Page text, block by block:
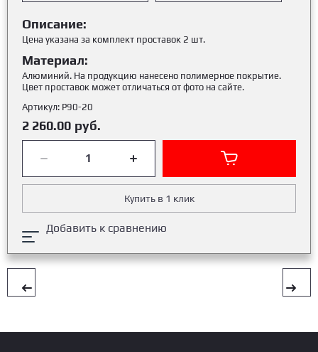
Описание:
Цена указана за комплект проставок 2 шт.
Материал:
Алюминий. На продукцию нанесено полимерное покрытие.
Цвет проставок может отличаться от фото на сайте.
Артикул: Р90-20
2 260.00 руб.
Купить в 1 клик
Добавить к сравнению